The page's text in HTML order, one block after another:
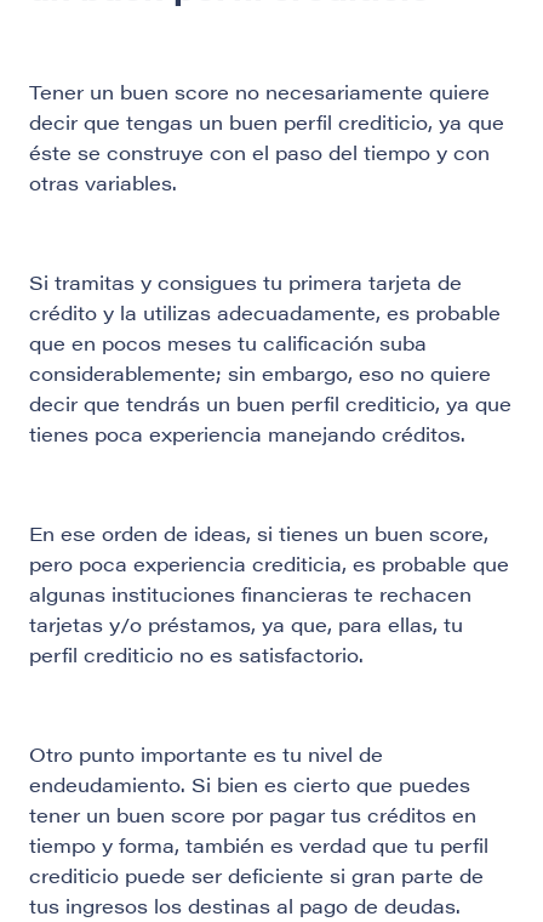
Tener un buen score no necesariamente quiere
decir que tengas un buen perfil crediticio, ya que
éste se construye con el paso del tiempo y con
otras variables.
Si tramitas y consigues tu primera tarjeta de
crédito y la utilizas adecuadamente, es probable
que en pocos meses tu calificación suba
considerablemente; sin embargo, eso no quiere
decir que tendrás un buen perfil crediticio, ya que
tienes poca experiencia manejando créditos.
En ese orden de ideas, si tienes un buen score,
pero poca experiencia crediticia, es probable que
algunas instituciones financieras te rechacen
tarjetas y/o préstamos, ya que, para ellas, tu
perfil crediticio no es satisfactorio.
Otro punto importante es tu nivel de
endeudamiento. Si bien es cierto que puedes
tener un buen score por pagar tus créditos en
tiempo y forma, también es verdad que tu perfil
crediticio puede ser deficiente si gran parte de
tus ingresos los destinas al pago de deudas.